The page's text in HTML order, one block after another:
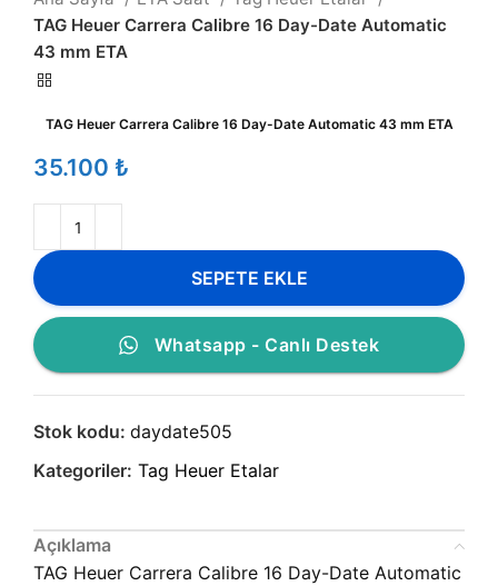
TAG Heuer Carrera Calibre 16 Day-Date Automatic
43 mm ETA
TAG Heuer Carrera Calibre 16 Day-Date Automatic 43 mm ETA
₺
SEPETE EKLE
Whatsapp - Canlı Destek
Stok kodu: daydate505
Kategoriler: Tag Heuer Etalar
Açıklama
TAG Heuer Carrera Calibre 16 Day-Date Automatic